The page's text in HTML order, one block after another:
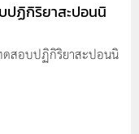
ปฏิกิริยาสะปอนนิ
สอบปฏิกิริยาสะปอนนิ